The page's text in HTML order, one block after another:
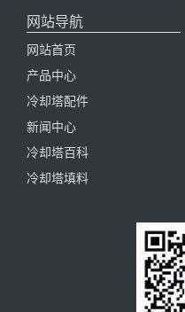
网站导航
网站首页
产品中心
冷却塔配件
新闻中心
冷却塔百科
冷却塔填料